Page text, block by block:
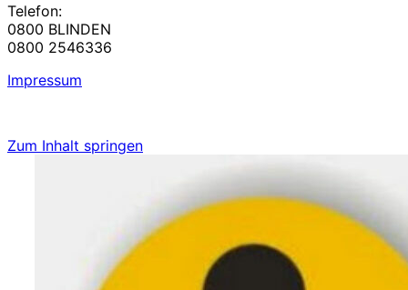
Telefon:
0800 BLINDEN
0800 2546336
Impressum
Zum Inhalt springen